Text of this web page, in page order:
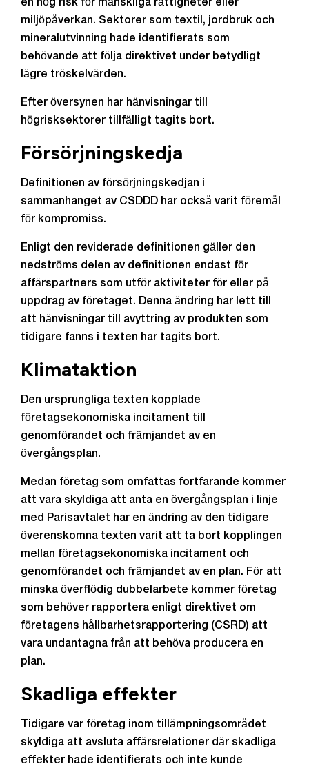
en hög risk för mänskliga rättigheter eller
miljöpåverkan. Sektorer som textil, jordbruk och
mineralutvinning hade identifierats som
behövande att följa direktivet under betydligt
lägre tröskelvärden.
Efter översynen har hänvisningar till
högrisksektorer tillfälligt tagits bort.
Försörjningskedja
Definitionen av försörjningskedjan i
sammanhanget av CSDDD har också varit föremål
för kompromiss.
Enligt den reviderade definitionen gäller den
nedströms delen av definitionen endast för
affärspartners som utför aktiviteter för eller på
uppdrag av företaget. Denna ändring har lett till
att hänvisningar till avyttring av produkten som
tidigare fanns i texten har tagits bort.
Klimataktion
Den ursprungliga texten kopplade
företagsekonomiska incitament till
genomförandet och främjandet av en
övergångsplan.
Medan företag som omfattas fortfarande kommer
att vara skyldiga att anta en övergångsplan i linje
med Parisavtalet har en ändring av den tidigare
överenskomna texten varit att ta bort kopplingen
mellan företagsekonomiska incitament och
genomförandet och främjandet av en plan. För att
minska överflödig dubbelarbete kommer företag
som behöver rapportera enligt direktivet om
företagens hållbarhetsrapportering (CSRD) att
vara undantagna från att behöva producera en
plan.
Skadliga effekter
Tidigare var företag inom tillämpningsområdet
skyldiga att avsluta affärsrelationer där skadliga
effekter hade identifierats och inte kunde